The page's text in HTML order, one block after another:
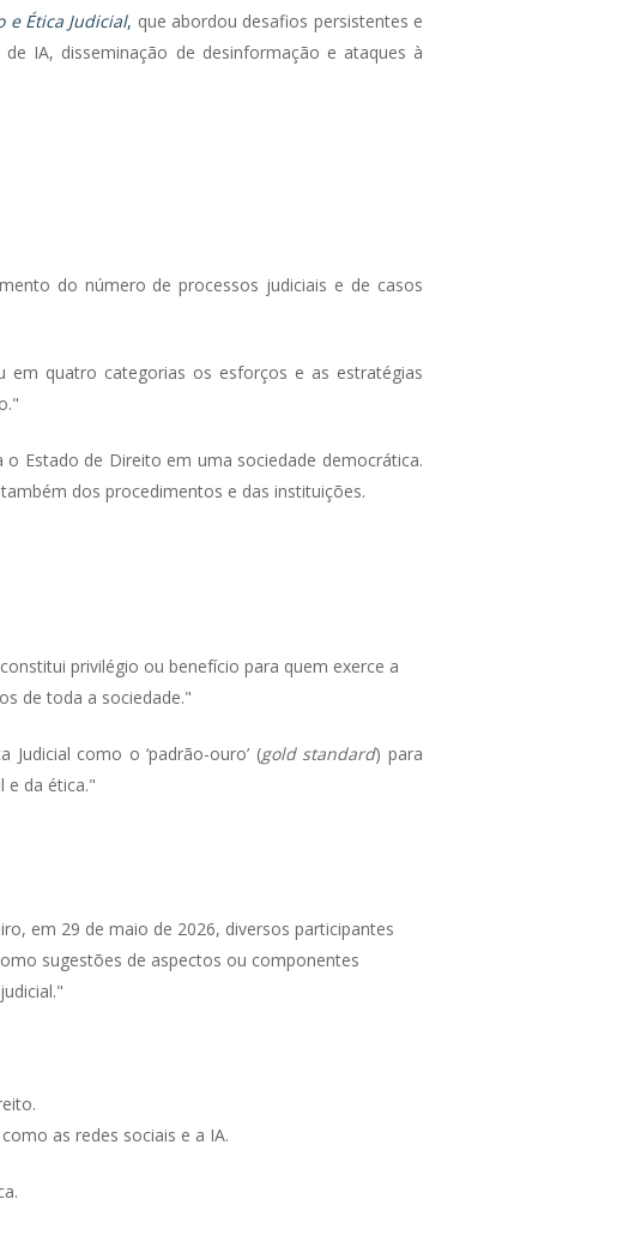
e Ética Judicial, que abordou desafios persistentes e
IA, disseminação de desinformação e ataques à
do número de processos judiciais e de casos
em quatro categorias os esforços e as estratégias
Estado de Direito em uma sociedade democrática.
dos procedimentos e das instituições.
privilégio ou benefício para quem exerce a
de toda a sociedade."
como o ‘padrão-ouro’ (gold standard) para
e da ética."
em 29 de maio de 2026, diversos participantes
sugestões de aspectos ou componentes
as redes sociais e a IA.